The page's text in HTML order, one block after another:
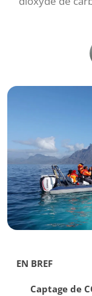
EN BREF
Captage de